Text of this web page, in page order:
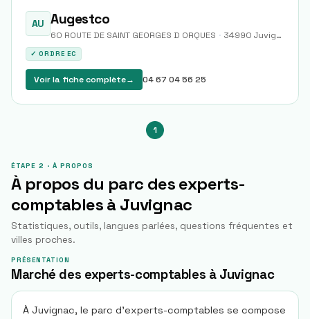
AU Augestco
60 ROUTE DE SAINT GEORGES D ORQUES · 34990 Juvignac
✓ ORDRE EC
Voir la fiche complète→ 04 67 04 56 25
1
ÉTAPE 2 · À PROPOS
À propos du parc des experts-
comptables à Juvignac
Statistiques, outils, langues parlées, questions fréquentes et
villes proches.
PRÉSENTATION
Marché des experts-comptables à Juvignac
À Juvignac, le parc d’experts-comptables se compose